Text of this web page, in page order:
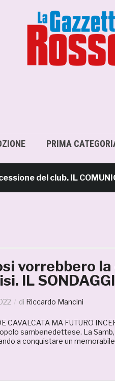
PRIMA
del club. IL
vorrebbero
IL
di Riccardo Mancini
CAVALCATA MA FUTURO
sambenedettese. La
a conquistare un